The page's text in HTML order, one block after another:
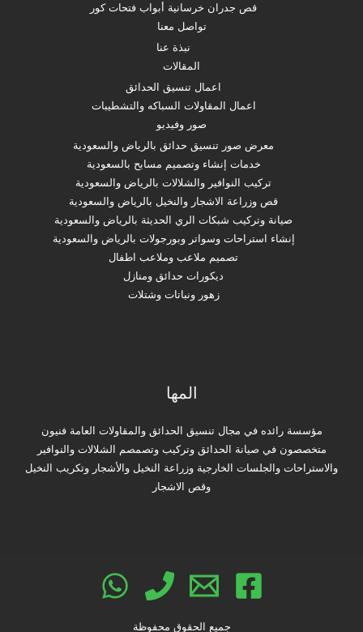
قص جدران خرسانية أبواب فتحات كور
تواصل معنا
نبذة عنا
المقالات
اعمال تنسيق الحدائق
اعمال المقاولات السباكه والتشطيبات
صور وفيديو
معرض صور تنسيق حدائق بالرياض والسعودية
خدمات إنشاء وتصميم مسابح بالسعودية
تركيب النوافير والشلالات بالرياض والسعودية
قص وزراعة الاشجار والنخيل بالرياض والسعودية
صيانة وتركيب شبكات الري الحديثة بالرياض والسعودية
إنشاء استراحات وسواتر وبورجولات بالرياض والسعودية
تصميم ملاعب وملاعب اطفال
ديكورات حدائق ومنازل
زهور ونباتات وشتلات
المها
مؤسسة رائده في مجال تنسيق الحدائق والمقاولات العامة فنيون
متخصصون في صيانة الحدائق وتركيب وتصمصم الشلالات والنوافير
والاستراحات والجلسات الخارجية وزراعة النخيل والأشجار وتكريب النخيل
وقص الاشجار
جميع الحقوق محفوظة